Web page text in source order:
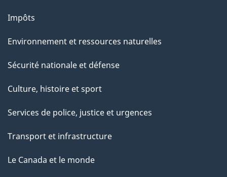
Impôts
Environnement et ressources naturelles
Sécurité nationale et défense
Culture, histoire et sport
Services de police, justice et urgences
Transport et infrastructure
Le Canada et le monde